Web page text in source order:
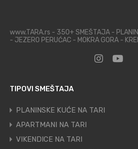
www.TARA.rs - 350+ SMEŠTAJA -
- JEZERO PERUĆAC - MOKRA GORA -
TIPOVI SMEŠTAJA
PLANINSKE KUĆE NA TARI
APARTMANI NA TARI
VIKENDICE NA TARI